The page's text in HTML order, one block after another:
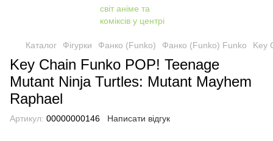
Каталог Фігурки Фанко (Funko) Фанко (Funko) Funko Key
Key Chain Funko POP! Teenage
Mutant Ninja Turtles: Mutant Mayhem
Raphael
Артикул: 00000000146 Написати відгук